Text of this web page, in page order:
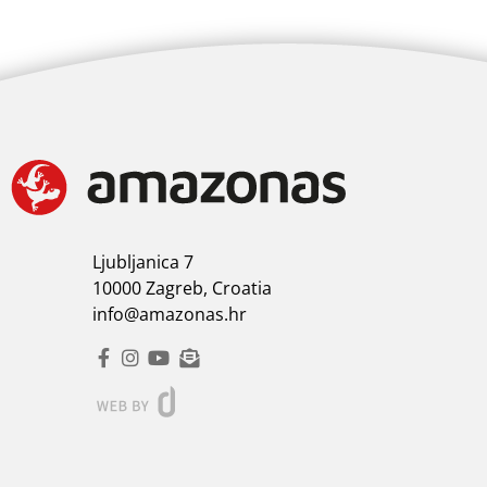
Ljubljanica 7
10000 Zagreb, Croatia
info@amazonas.hr